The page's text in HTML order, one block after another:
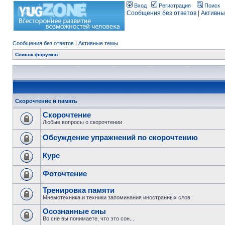
Вход Регистрация Поиск
Сообщения без ответов
Сообщения без ответов | Активные темы
Список форумов
Скорочтение и память
Скорочтение
Любые вопросы о скорочтении
Обсуждение упражнений по скорочтению
Курс
Фоточтение
Тренировка памяти
Мнемотехника и техники запоминания иностранных слов
Осознанные сны
Во сне вы понимаете, что это сон...